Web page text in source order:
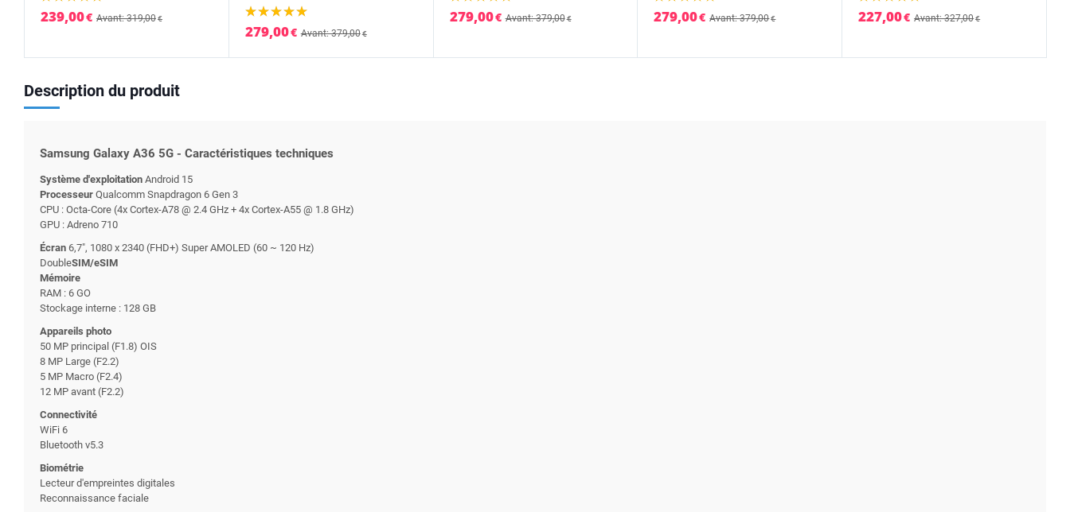
239,00€ Avant: 319,00€
279,00€ Avant: 379,00€
279,00€ Avant: 379,00€ 279,00€ Avant: 379,00€ 227,00€ Avant: 327,00€
Description du produit
Samsung Galaxy A36 5G - Caractéristiques techniques
Système d'exploitation Android 15
Processeur Qualcomm Snapdragon 6 Gen 3
CPU : Octa-Core (4x Cortex-A78 @ 2.4 GHz + 4x Cortex-A55 @ 1.8 GHz)
GPU : Adreno 710
Écran 6,7", 1080 x 2340 (FHD+) Super AMOLED (60 ~ 120 Hz)
DoubleSIM/eSIM
Mémoire
RAM : 6 GO
Stockage interne : 128 GB
Appareils photo
50 MP principal (F1.8) OIS
8 MP Large (F2.2)
5 MP Macro (F2.4)
12 MP avant (F2.2)
Connectivité
WiFi 6
Bluetooth v5.3
Biométrie
Lecteur d'empreintes digitales
Reconnaissance faciale